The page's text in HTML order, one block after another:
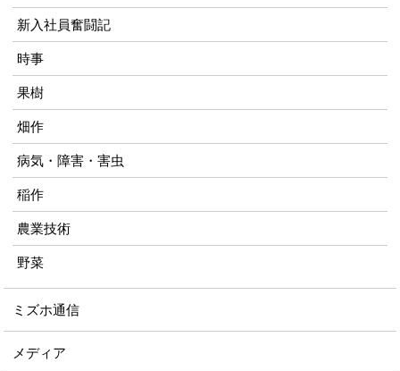
新入社員奮闘記
時事
果樹
畑作
病気・障害・害虫
稲作
農業技術
野菜
ミズホ通信
メディア